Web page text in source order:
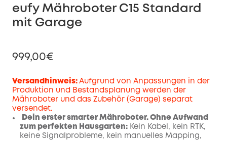
eufy Mähroboter C15 Standard
mit Garage
999,00€
Versandhinweis: Aufgrund von Anpassungen in der
Produktion und Bestandsplanung werden der
Mähroboter und das Zubehör (Garage) separat
versendet.
Dein erster smarter Mähroboter. Ohne Aufwand
zum perfekten Hausgarten: Kein Kabel, kein RTK,
keine Signalprobleme, kein manuelles Mapping,